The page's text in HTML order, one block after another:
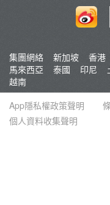
集團網絡 新加坡 香港
馬來西亞
泰國 印尼
越南
App隱私權政策聲明
個人資料收集聲明